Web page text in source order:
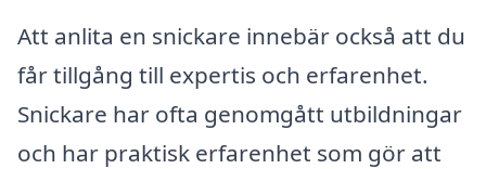
Att anlita en snickare innebär också att du
får tillgång till expertis och erfarenhet.
Snickare har ofta genomgått utbildningar
och har praktisk erfarenhet som gör att